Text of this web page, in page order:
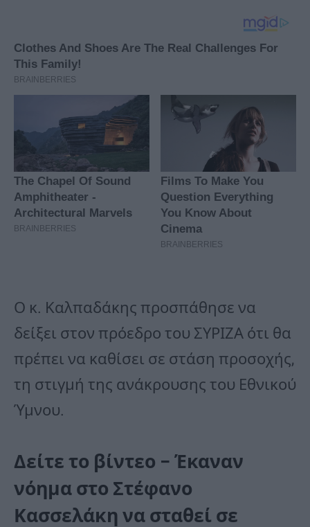
Ο κ. Καλπαδάκης προσπάθησε να
δείξει στον πρόεδρο του ΣΥΡΙΖΑ ότι θα
πρέπει να καθίσει σε στάση προσοχής,
τη στιγμή της ανάκρουσης του Εθνικού
Ύμνου.
Δείτε το βίντεο – Έκαναν
νόημα στο Στέφανο
Κασσελάκη να σταθεί σε